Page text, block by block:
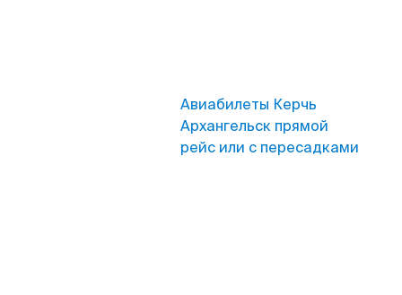
Авиабилеты Керчь
Архангельск прямой
рейс или с пересадками